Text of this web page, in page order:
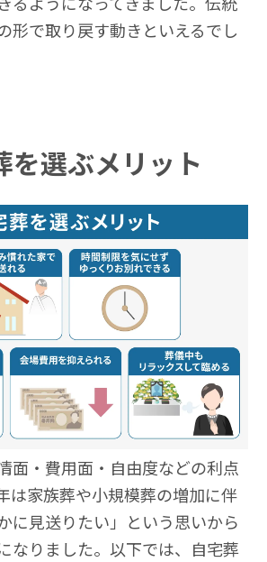
形で取り戻す動きといえるでし
を選ぶメリット
面・費用面・自由度などの利点
は家族葬や小規模葬の増加に伴
に見送りたい」という思いから
なりました。以下では、自宅葬